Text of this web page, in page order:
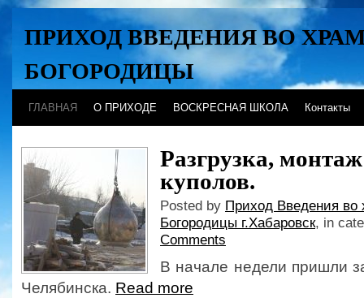
ПРИХОД ВВЕДЕНИЯ ВО
БОГОРОДИЦЫ
Хабаровск
ГЛАВНАЯ О ПРИХОДЕ ВОСКРЕСНАЯ ШКОЛА Контакты
Разгрузка,
куполов.
Posted by Приход Введения во
Богородицы г.Хабаровск, in
Comments
В начале недели пришли
Челябинска. Read more